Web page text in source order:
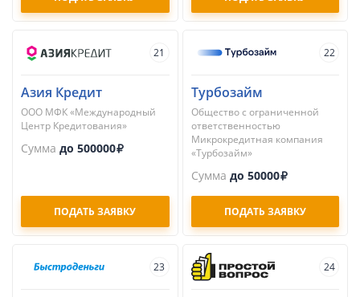
21
Азия Кредит
ООО МФК «Международный
Центр Кредитования»
Сумма до 500000
ПОДАТЬ ЗАЯВКУ
22
Турбозайм
Общество с ограниченной
ответственностью
Микрокредитная компания
«Турбозайм»
Сумма до 50000
ПОДАТЬ ЗАЯВКУ
23 24